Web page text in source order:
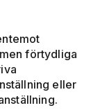
förtydliga
eller